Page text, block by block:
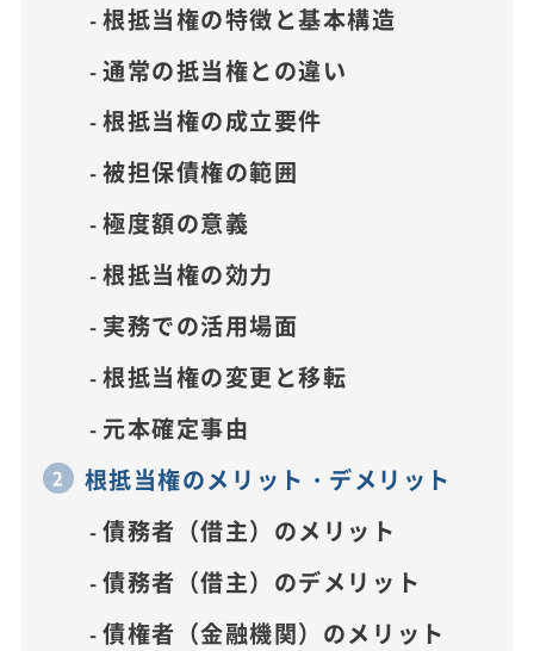
根抵当権の特徴と基本構造
通常の抵当権との違い
根抵当権の成立要件
被担保債権の範囲
極度額の意義
根抵当権の効力
実務での活用場面
根抵当権の変更と移転
元本確定事由
根抵当権のメリット・デメリット
債務者（借主）のメリット
債務者（借主）のデメリット
債権者（金融機関）のメリット